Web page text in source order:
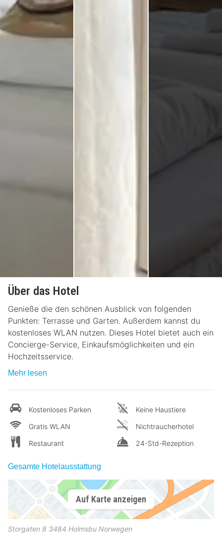
Über das Hotel
Genieße die den schönen Ausblick von folgenden
Punkten: Terrasse und Garten. Außerdem kannst du
kostenloses WLAN nutzen. Dieses Hotel bietet auch ein
Concierge-Service, Einkaufsmöglichkeiten und ein
Hochzeitsservice.
Mehr lesen
Kostenloses Parken
Gratis WLAN
Restaurant
Keine Haustiere
Nichtraucherhotel
24-Std-Rezeption
Gesamte Hotelausstattung
Auf Karte anzeigen
Storgaten 8 3484 Holmsbu Norwegen